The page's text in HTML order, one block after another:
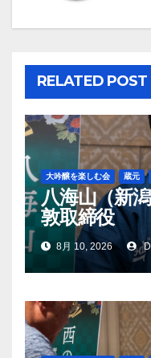
ョ
ン
RELATED POST
大吟醸を楽しむ会 蔵元
八海山（新
敦取締役
8月 10, 2026